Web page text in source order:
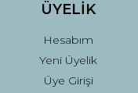
ÜYELİK
Hesabım
Yeni Üyelik
Üye Girişi